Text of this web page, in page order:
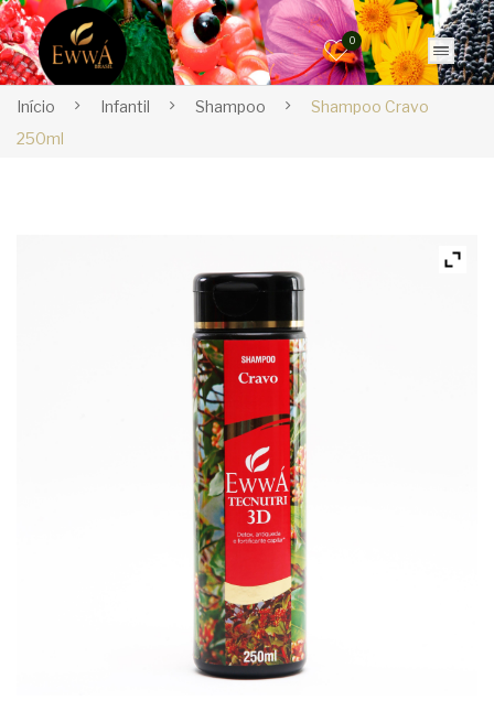
0
Início Infantil Shampoo
Shampoo Cravo
250ml